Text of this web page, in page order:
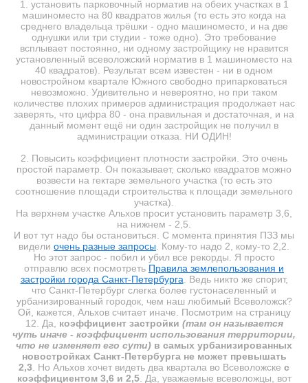
1. установить парковочный норматив на обеих участках в 1
машиноместо на 80 квадратов жилья (то есть это когда на
среднего владельца трёшки - одно машиноместо, и на две
однушки или три студии - тоже одно). Это требование
всплывает постоянно, ни одному застройщику не нравится
установленный всеволожский норматив в 1 машиноместо на
40 квадратов). Результат всем известен - ни в одном
новостройном квартале Южного свободно припарковаться
невозможно. Удивительно и невероятно, но при таком
количестве плохих примеров администрация продолжает нас
заверять, что цифра 80 - она правильная и достаточная, и на
данный момент ещё ни один застройщик не получил в
администрации отказа. НИ ОДИН!
2. Повысить коэффициент плотности застройки. Это очень
простой параметр. Он показывает, сколько квадратов можно
возвести на гектаре земельного участка (то есть это
соотношение площади строительства к площади земельного
участка).
На верхнем участке Альхов просит установить параметр 3,6,
на нижнем - 2,5.
И вот тут надо бы остановиться. С момента принятия ПЗЗ мы
видели очень разные запросы . Кому-то надо 2, кому-то 2,2.
Но этот запрос - побил и убил все рекорды. Я просто
отправлю всех посмотреть Правила землепользования и
застройки города Санкт-Петербурга . Ведь никто же спорит,
что Санкт-Петербург слегка более густонаселенный и
урбанизированный городок, чем наш любимый Всеволожск?
Ой, кажется, Альхов считает иначе. Посмотрим на страницу
12. Да, коэффициент застройки (там он называется
чуть иначе - коэффициент использования территории,
что не изменяет его сути) в самых урбанизированных
новостройках Санкт-Петербурга не может превышать
2,3 . Но Альхов хочет видеть два квартала во Всеволожске с
коэффициентом 3,6 и 2,5. Да, уважаемые всеволожцы, вот